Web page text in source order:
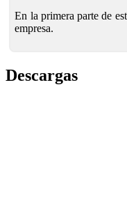
En la primera parte de
empresa.
Descargas